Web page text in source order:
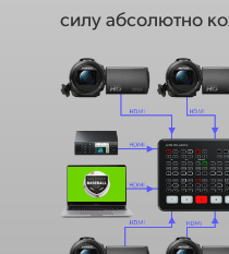
силу абсолютно